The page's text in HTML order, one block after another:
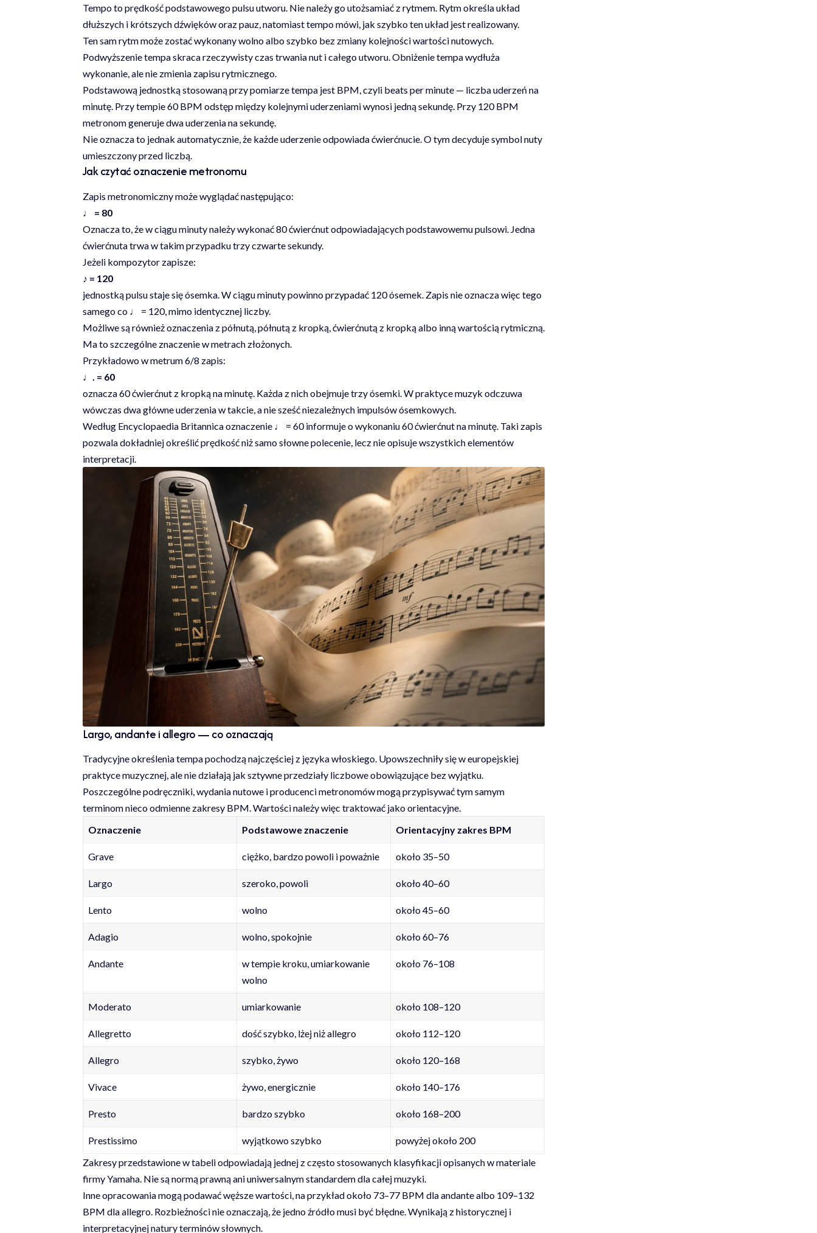
Tempo to prędkość podstawowego pulsu utworu. Nie należy go utożsamiać z rytmem. Rytm określa układ
dłuższych i krótszych dźwięków oraz pauz, natomiast tempo mówi, jak szybko ten układ jest realizowany.
Ten sam rytm może zostać wykonany wolno albo szybko bez zmiany kolejności wartości nutowych.
Podwyższenie tempa skraca rzeczywisty czas trwania nut i całego utworu. Obniżenie tempa wydłuża
wykonanie, ale nie zmienia zapisu rytmicznego.
Podstawową jednostką stosowaną przy pomiarze tempa jest BPM, czyli beats per minute — liczba uderzeń na
minutę. Przy tempie 60 BPM odstęp między kolejnymi uderzeniami wynosi jedną sekundę. Przy 120 BPM
metronom generuje dwa uderzenia na sekundę.
Nie oznacza to jednak automatycznie, że każde uderzenie odpowiada ćwierćnucie. O tym decyduje symbol nuty
umieszczony przed liczbą.
Jak czytać oznaczenie metronomu
Zapis metronomiczny może wyglądać następująco:
♩ = 80
Oznacza to, że w ciągu minuty należy wykonać 80 ćwierćnut odpowiadających podstawowemu pulsowi. Jedna
ćwierćnuta trwa w takim przypadku trzy czwarte sekundy.
Jeżeli kompozytor zapisze:
♪ = 120
jednostką pulsu staje się ósemka. W ciągu minuty powinno przypadać 120 ósemek. Zapis nie oznacza więc tego
samego co ♩ = 120, mimo identycznej liczby.
Możliwe są również oznaczenia z półnutą, półnutą z kropką, ćwierćnutą z kropką albo inną wartością rytmiczną.
Ma to szczególne znaczenie w metrach złożonych.
Przykładowo w metrum 6/8 zapis:
♩. = 60
oznacza 60 ćwierćnut z kropką na minutę. Każda z nich obejmuje trzy ósemki. W praktyce muzyk odczuwa
wówczas dwa główne uderzenia w takcie, a nie sześć niezależnych impulsów ósemkowych.
Według Encyclopaedia Britannicaoznaczenie ♩ = 60 informuje o wykonaniu 60 ćwierćnut na minutę. Taki zapis
pozwala dokładniej określić prędkość niż samo słowne polecenie, lecz nie opisuje wszystkich elementów
interpretacji.
Largo, andante i allegro — co oznaczają
Tradycyjne określenia tempa pochodzą najczęściej z języka włoskiego. Upowszechniły się w europejskiej
praktyce muzycznej, ale nie działają jak sztywne przedziały liczbowe obowiązujące bez wyjątku.
Poszczególne podręczniki, wydania nutowe i producenci metronomów mogą przypisywać tym samym
terminom nieco odmienne zakresy BPM. Wartości należy więc traktować jako orientacyjne.
Oznaczenie
Podstawowe znaczenie Orientacyjny zakres BPM
Grave ciężko, bardzo powoli i poważnie około 35–50
Largo szeroko, powoli około 40–60
Lento wolno około 45–60
Adagio wolno, spokojnie około 60–76
Andante
w tempie kroku, umiarkowanie
wolno
około 76–108
Moderato umiarkowanie około 108–120
Allegretto dość szybko, lżej niż allegro około 112–120
Allegro szybko, żywo około 120–168
Vivace żywo, energicznie około 140–176
Presto bardzo szybko około 168–200
Prestissimo wyjątkowo szybko
powyżej około 200
Zakresy przedstawione w tabeli odpowiadają jednej z często stosowanych klasyfikacji opisanych w materiale
firmyYamaha. Nie są normą prawną ani uniwersalnym standardem dla całej muzyki.
Inne opracowania mogą podawać węższe wartości, na przykład około 73–77 BPM dla andante albo 109–132
BPM dla allegro. Rozbieżności nie oznaczają, że jedno źródło musi być błędne. Wynikają z historycznej i
interpretacyjnej natury terminów słownych.